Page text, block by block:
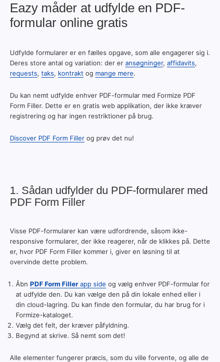
Eazy måder at udfylde en PDF-
formular online gratis
Udfylde formularer er en fælles opgave, som alle engagerer sig i.
Deres store antal og variation: der er ansøgninger, affidavits,
requests, taks, kontrakt og mange mere.
Du kan nemt udfylde enhver PDF-formular med Formize PDF
Form Filler. Dette er en gratis web applikation, der ikke kræver
registrering og har ingen restriktioner på brug.
Discover PDF Form Filler og prøv det nu!
1. Sådan udfylder du PDF-formularer med
PDF Form Filler
Visse PDF-formularer kan være udfordrende, såsom ikke-
responsive formularer, der ikke reagerer, når de klikkes på. Dette
er, hvor PDF Form Filler kommer i, giver en løsning til at
overvinde dette problem.
Åbn PDF Form Fillerapp side og vælg enhver PDF-formular for
at udfylde den. Du kan vælge den på din lokale enhed eller i
din cloud-lagring. Du kan finde den formular, du har brug for i
Formize-kataloget.
Vælg det felt, der kræver påfyldning.
Begynd at skrive. Så nemt som det!
Alle elementer fungerer præcis, som du ville forvente, og alle de